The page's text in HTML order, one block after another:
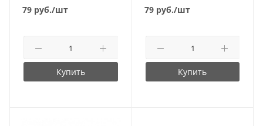
79 руб./шт
Купить
79руб./шт
Купить